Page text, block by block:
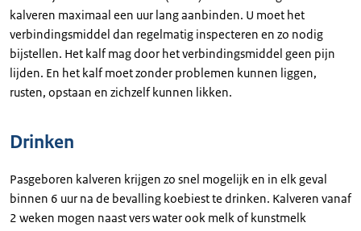
kalveren maximaal een uur lang aanbinden. U moet het
verbindingsmiddel dan regelmatig inspecteren en zo nodig
bijstellen. Het kalf mag door het verbindingsmiddel geen pijn
lijden. En het kalf moet zonder problemen kunnen liggen,
rusten, opstaan en zichzelf kunnen likken.
Drinken
Pasgeboren kalveren krijgen zo snel mogelijk en in elk geval
binnen 6 uur na de bevalling koebiest te drinken. Kalveren vanaf
2 weken mogen naast vers water ook melk of kunstmelk